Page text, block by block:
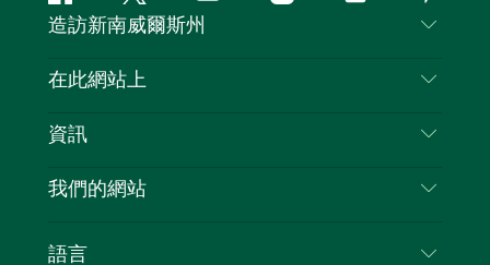
嘰
喳
造訪新南威爾斯州
聯絡我們
隱私
Cookie 通知
在此網站上
目的地
新南威爾斯州公路旅行
活動
資訊
旅行資訊
我們的網站
語言